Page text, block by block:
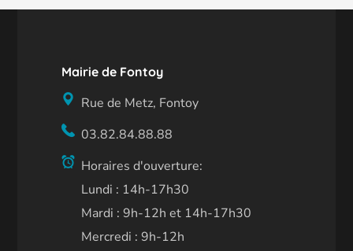
Mairie de Fontoy
Rue de Metz, Fontoy
03.82.84.88.88
Horaires d'ouverture:
Lundi : 14h-17h30
Mardi : 9h-12h et 14h-17h30
Mercredi : 9h-12h